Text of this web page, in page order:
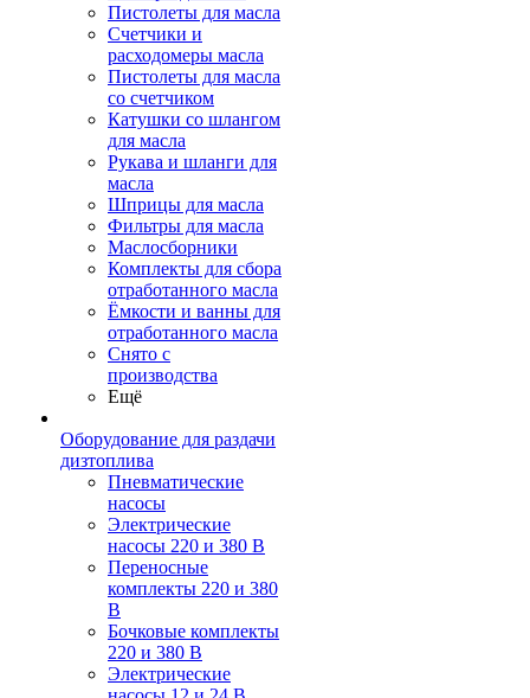
Пистолеты для масла
Счетчики и
расходомеры масла
Пистолеты для масла
со счетчиком
Катушки со шлангом
для масла
Рукава и шланги для
масла
Шприцы для масла
Фильтры для масла
Маслосборники
Комплекты для сбора
отработанного масла
Ёмкости и ванны для
отработанного масла
Снято с
производства
Ещё
Оборудование для раздачи
дизтоплива
Пневматические
насосы
Электрические
насосы 220 и 380 В
Переносные
комплекты 220 и 380
В
Бочковые комплекты
220 и 380 В
Электрические